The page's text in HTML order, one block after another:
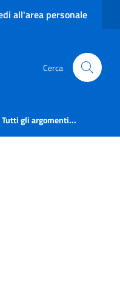
all'area personale
comunementana
www.facebook.com/
http://www.youtube.com/
Cerca
Tutti gli argomenti...